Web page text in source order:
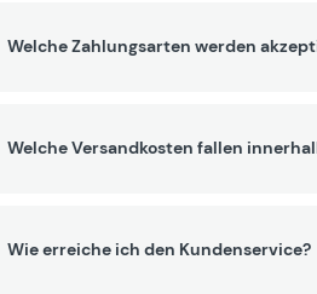
Welche Zahlungsarten werden
Welche Versandkosten fallen
Wie erreiche ich den Kundenservice?